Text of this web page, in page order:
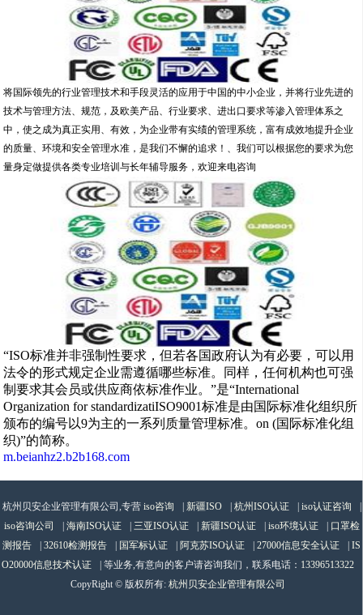
将国际领先的行业管理技术和手段灵活的应用于中国的中小企业，并将行业先进的
技术与管理方法、规范，及欧美产品、行业要求、进出口要求等渗入管理体系之
中，使之成为真正实用、有效，为企业带有实绩的管理系统，富有成效地提升企业
的质量、环境和安全管理水准，是我们不懈的追求！、我们可以根据您的要求为您
量身定做提供各类专业培训与长年辅导服务，欢迎来电咨询
“ISO标准并非强制性要求，但若各国政府认为有必要，可以用
法令的形式规定企业需遵循哪些标准。同样，任何机构也可强
制要求其会员或供应商依标准作业。”是“International
Organization for standardizatiISO9001标准是由国际标准化组织所
颁布的编号以9为主的一系列质量管理标准。on (国际标准化组
织)”的简称。
m.beianhz2.b2b168.com
杭州贝安企业管理有限公司,专营 iso咨询 新疆ISO 杭州ISO认证 iso认证咨询
iso咨询公司
海南ISO认证 三亚ISO认证 新疆ISO认证 iso环境认证
口罩检
测报告
32610检测报告 国军标认证 阿克苏ISO认证 27000信息安全认证
IS
O20000信息技术认证
| 等业务,有意向的客户请咨询我们，联系电话： 13396513322
CopyRight © 版权所有: 杭州贝安企业管理有限公司